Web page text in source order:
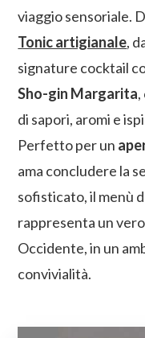
viaggio sensoriale.
Tonic artigianale,
signature cocktail
Sho-gin Margarita
di sapori, aromi e
Perfetto per un
ama concludere la
sofisticato, il menù
rappresenta un
Occidente, in un
convivialità.